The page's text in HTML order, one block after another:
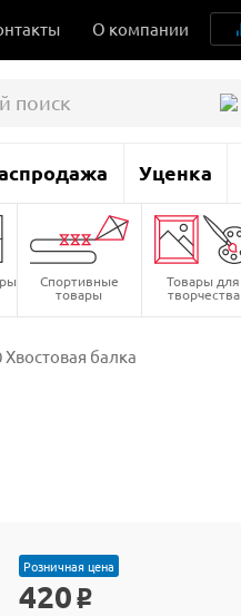
О компании
Уценка
Спортивные
товары
Товары для
творчества
Хвостовая балка
Розничная цена
420 o